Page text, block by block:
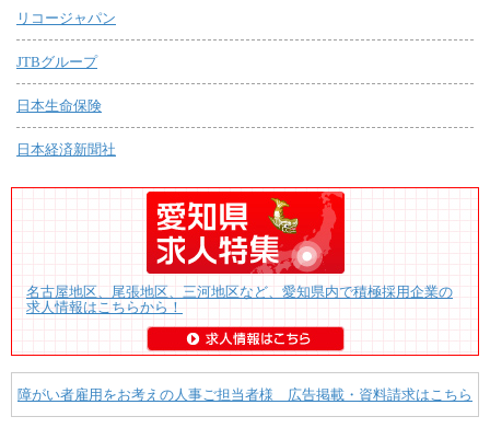
リコージャパン
JTBグループ
日本生命保険
日本経済新聞社
名古屋地区、尾張地区、三河地区など、愛知県内で積極採用企業の
求人情報はこちらから！
障がい者雇用をお考えの人事ご担当者様 広告掲載・資料請求はこちら